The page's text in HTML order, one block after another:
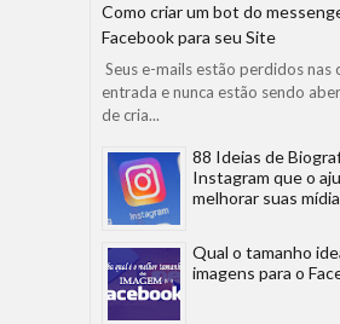
Como criar um bot do
Facebook para seu Site
Seus e-mails estão perdidos nas
entrada e nunca estão sendo
de cria...
88 Ideias de
Instagram que o
melhorar suas
Qual o tamanho
imagens para o